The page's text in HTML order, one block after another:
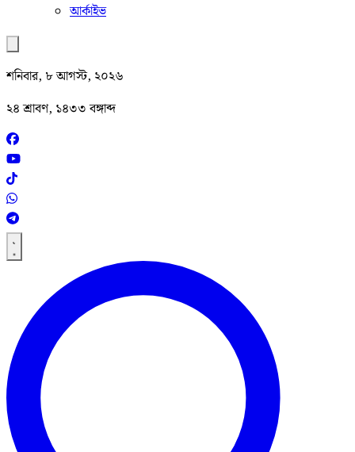
আর্কাইভ
শনিবার, ৮ আগস্ট, ২০২৬
২৪ শ্রাবণ, ১৪৩৩ বঙ্গাব্দ